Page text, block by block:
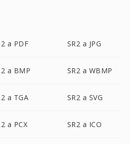
a PDF SR2 a JPG
a BMP SR2 a WBMP
a TGA SR2 a SVG
a PCX SR2 a ICO